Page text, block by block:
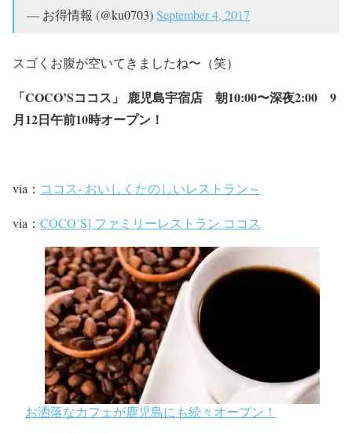
— お得情報 (@ku0703)September 4, 2017
スゴくお腹が空いてきましたね〜（笑）
「COCO’Sココス」 鹿児島宇宿店 朝10:00〜深夜2:00 9
月12日午前10時オープン！
via： ココス- おいしくたのしいレストラン～
via： COCO’S] ファミリーレストラン ココス
お洒落なカフェが鹿児島にも続々オープン！